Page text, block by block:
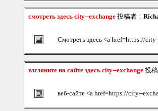
смотреть здесь city--exchange 投稿者：
Смотреть здесь <a href=https://
взгляните на сайте здесь city--exchange 投
веб-сайте <a href=https://city--